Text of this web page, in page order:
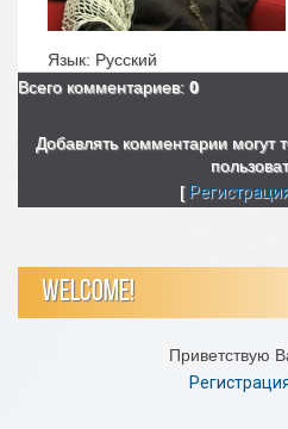
Язык: Русский
Всего комментариев: 0
Добавлять комментарии могут
[
WELCOME!
Приветствую